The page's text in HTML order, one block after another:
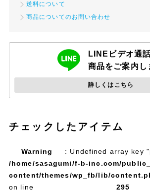
送料について
商品についてのお問い合わせ
LINEビデオ通
商品をご案内し
詳しくはこちら
チェックしたアイテム
Warning
: Undefined array key
/home/sasagumi/f-b-inc.com/
content/themes/wp_fb/lib/
on line
295